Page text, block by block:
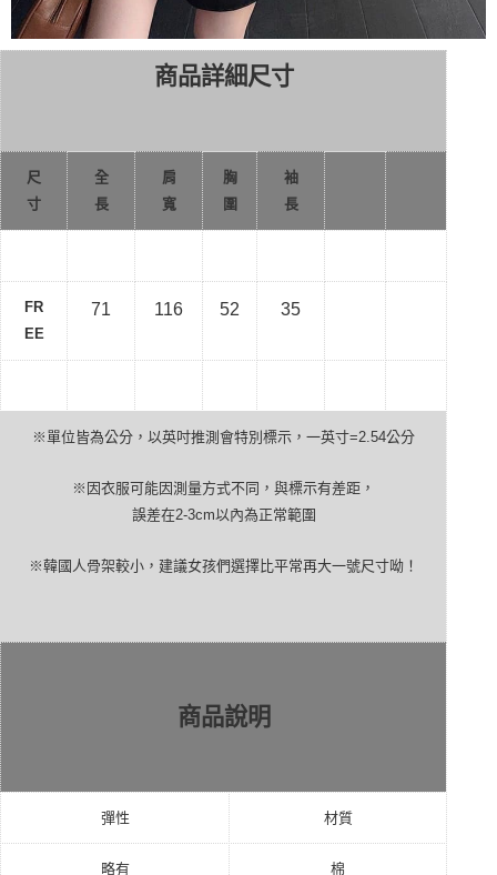
商品詳細尺寸
尺
寸
全
長
肩
寬
胸
圍
袖
長
FR
EE
71 116 52 35
※單位皆為公分，以英吋推測會特別標示，一英寸=2.54公分
※因衣服可能因測量方式不同，與標示有差距，
誤差在2-3cm以內為正常範圍
※韓國人骨架較小，建議女孩們選擇比平常再大一號尺寸呦！
商品說明
彈性 材質
略有 棉